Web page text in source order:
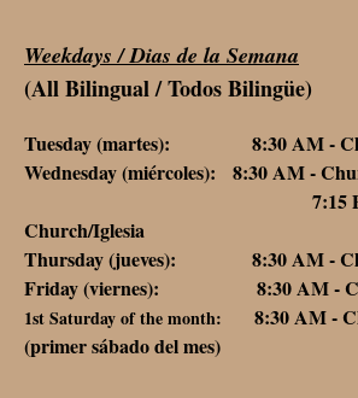
Weekdays / Dias de la Semana
(All Bilingual / Todos Bilingüe)
Tuesday (martes): 8:30 AM -
Wednesday (miércoles): 8:30 AM -
7:15 PM
Church/Iglesia
Thursday (jueves): 8:30 AM -
Friday (viernes): 8:30 AM -
1st Saturday of the month: 8:30 AM -
(primer sábado del mes)